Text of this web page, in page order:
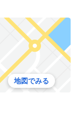
地図でみる